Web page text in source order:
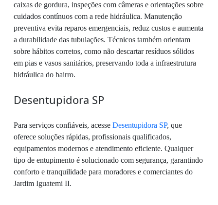
caixas de gordura, inspeções com câmeras e orientações sobre
cuidados contínuos com a rede hidráulica. Manutenção
preventiva evita reparos emergenciais, reduz custos e aumenta
a durabilidade das tubulações. Técnicos também orientam
sobre hábitos corretos, como não descartar resíduos sólidos
em pias e vasos sanitários, preservando toda a infraestrutura
hidráulica do bairro.
Desentupidora SP
Para serviços confiáveis, acesse Desentupidora SP, que
oferece soluções rápidas, profissionais qualificados,
equipamentos modernos e atendimento eficiente. Qualquer
tipo de entupimento é solucionado com segurança, garantindo
conforto e tranquilidade para moradores e comerciantes do
Jardim Iguatemi II.